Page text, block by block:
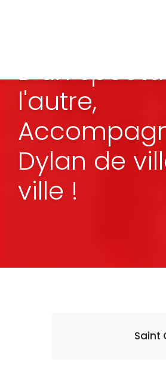
D'un
l'autre,
Dylan de
ville !
Saint